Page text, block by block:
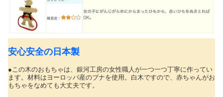
安心安全の日本製
●この木のおもちゃは、銀河工房の女性職人が一つ一つ丁寧に作ってい
ます。材料はヨーロッパ産のブナを使用。白木ですので、赤ちゃんがお
もちゃをなめても大丈夫です。